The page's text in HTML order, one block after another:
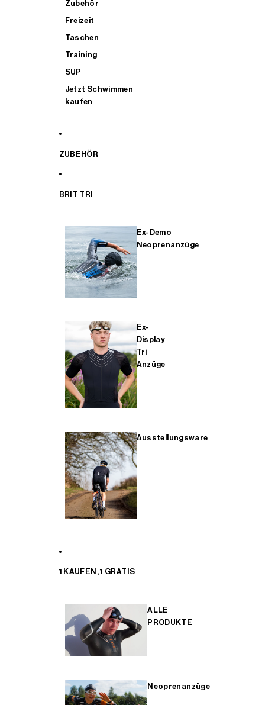
Zubehör
Freizeit
Taschen
Training
SUP
Jetzt Schwimmen
kaufen
ZUBEHÖR
BRIT TRI
Ex-Demo
Neoprenanzüge
Ex-
Display
Tri
Anzüge
Ausstellungsware
1 KAUFEN, 1 GRATIS
ALLE
PRODUKTE
Neoprenanzüge